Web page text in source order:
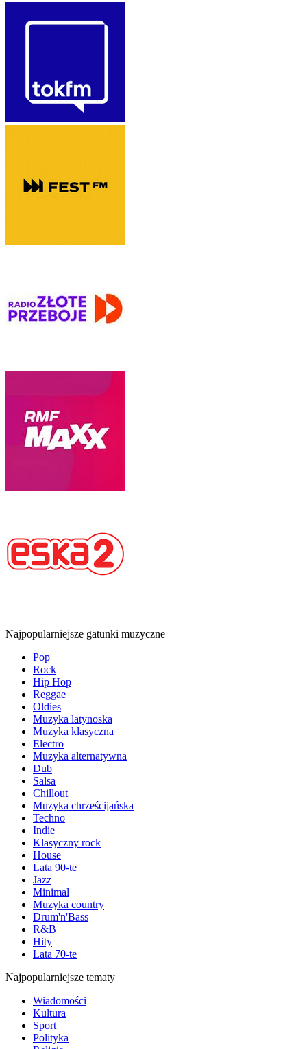
Najpopularniejsze gatunki muzyczne
Pop
Rock
Hip Hop
Reggae
Oldies
Muzyka latynoska
Muzyka klasyczna
Electro
Muzyka alternatywna
Dub
Salsa
Chillout
Muzyka chrześcijańska
Techno
Indie
Klasyczny rock
House
Lata 90-te
Jazz
Minimal
Muzyka country
Drum'n'Bass
R&B
Hity
Lata 70-te
Najpopularniejsze tematy
Wiadomości
Kultura
Sport
Polityka